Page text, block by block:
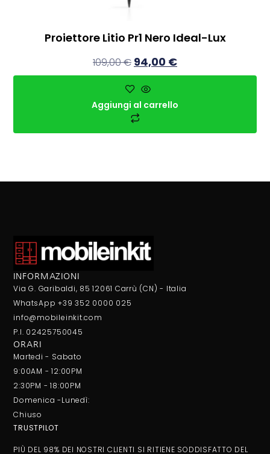
Proiettore Litio Pr1 Nero Ideal-Lux
109,00€ 94,00 €
Aggiungi al carrello
INFORMAZIONI
Via G. Garibaldi, 85 12061 Carrù (CN) - Italia
WhatsApp +39 352 0000 025
info@mobileinkit.com
P.I. 02425750045
ORARI
Martedi - Sabato
9:00AM - 12:00PM
2:30PM - 18:00PM
Domenica -Lunedì:
Chiuso
TRUSTPILOT
PIÙ DEL 98% DEI NOSTRI CLIENTI SI RITIENE SODDISFATTO DEL